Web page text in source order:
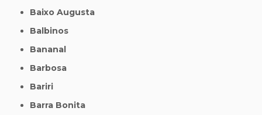
Baixo Augusta
Balbinos
Bananal
Barbosa
Bariri
Barra Bonita